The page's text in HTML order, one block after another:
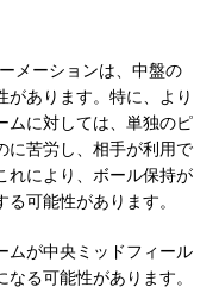
メーションは、中盤の
があります。特に、より
ムに対しては、単独のピ
に苦労し、相手が利用で
れにより、ボール保持が
可能性があります。
ムが中央ミッドフィール
る可能性があります。